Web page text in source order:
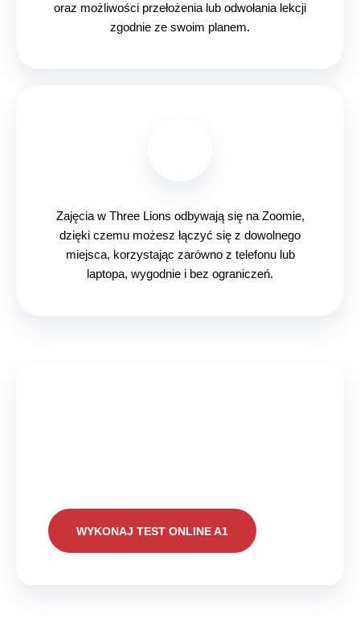
oraz możliwości przełożenia lub odwołania lekcji
zgodnie ze swoim planem.
Zajęcia w Three Lions odbywają się na Zoomie,
dzięki czemu możesz łączyć się z dowolnego
miejsca, korzystając zarówno z telefonu lub
laptopa, wygodnie i bez ograniczeń.
WYKONAJ TEST ONLINE A1